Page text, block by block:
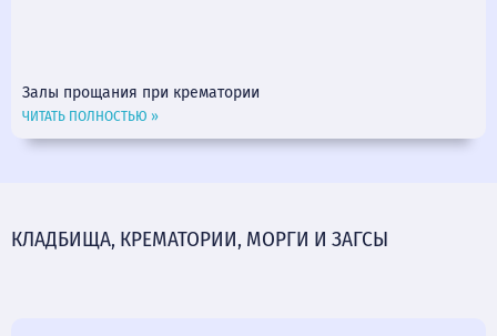
Залы прощания при крематории
ЧИТАТЬ ПОЛНОСТЬЮ »
КЛАДБИЩА, КРЕМАТОРИИ, МОРГИ И ЗАГСЫ